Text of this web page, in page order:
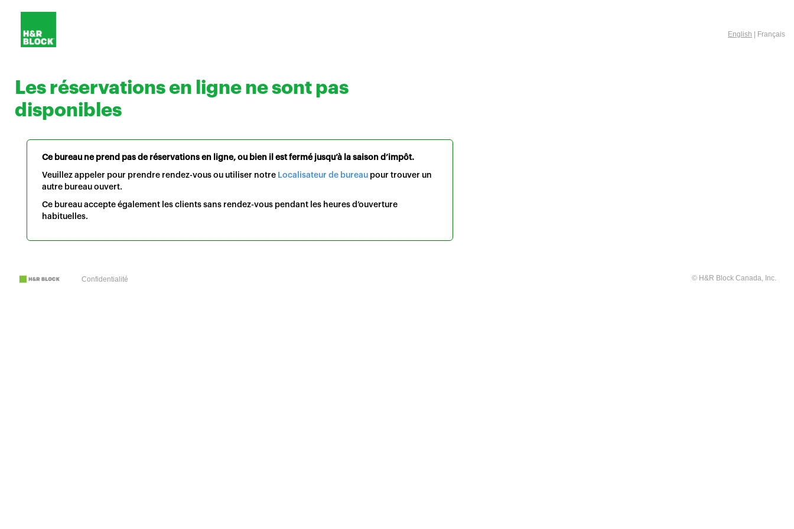
English | Français
Les réservations en ligne ne sont pas
disponibles
Ce bureau ne prend pas de réservations en ligne, ou bien il est fermé jusqu’à la saison d’impôt.
Veuillez appeler pour prendre rendez-vous ou utiliser notre Localisateur de bureau pour trouver un
autre bureau ouvert.
Ce bureau accepte également les clients sans rendez-vous pendant les heures d’ouverture
habituelles.
Confidentialité © H&R Block Canada, Inc.